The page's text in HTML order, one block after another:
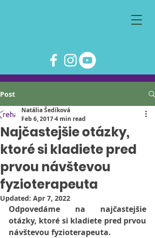
Post
Najčastejšie otázky,
ktoré si kladiete pred
prvou návštevou
fyzioterapeuta
Natália Šedíková
Feb 6, 20174 min read
Updated: Apr 7, 2022
Odpovedáme na najčastejšie
otázky, ktoré si kladiete pred prvou
návštevou fyzioterapeuta.